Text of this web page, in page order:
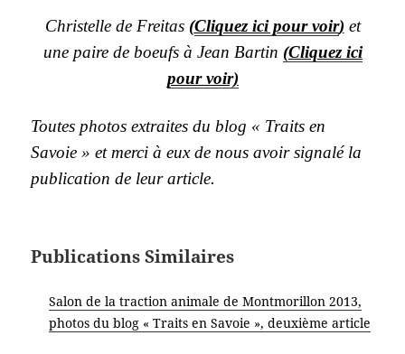
Christelle de Freitas (Cliquez ici pour voir) et
une paire de boeufs à Jean Bartin (Cliquez ici
pour voir)
Toutes photos extraites du blog « Traits en
Savoie » et merci à eux de nous avoir signalé la
publication de leur article.
Publications Similaires
Salon de la traction animale de Montmorillon 2013,
photos du blog « Traits en Savoie », deuxième article